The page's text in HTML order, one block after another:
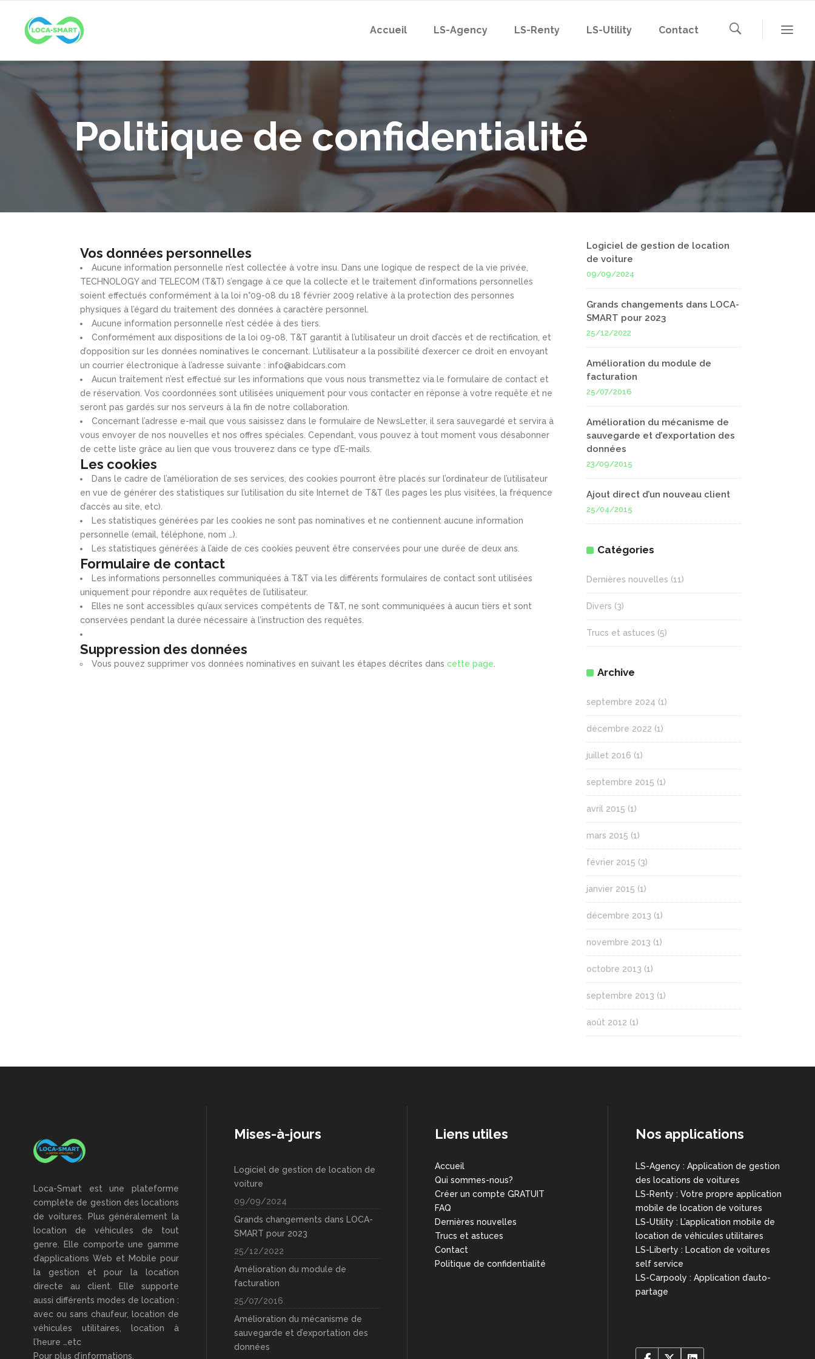
Accueil LS-Agency LS-Renty LS-Utility Contact
Politique de confidentialité
Vos données personnelles
Aucune information personnelle n’est collectée à votre insu. Dans une logique de respect de la vie privée,
TECHNOLOGY and TELECOM (T&T) s’engage à ce que la collecte et le traitement d’informations personnelles
soient effectués conformément à la loi n°09-08 du 18 février 2009 relative à la protection des personnes
physiques à l’égard du traitement des données à caractère personnel.
Aucune information personnelle n’est cédée à des tiers.
Conformément aux dispositions de la loi 09-08, T&T garantit à l’utilisateur un droit d’accès et de rectification, et
d’opposition sur les données nominatives le concernant. L’utilisateur a la possibilité d’exercer ce droit en envoyant
un courrier électronique à l’adresse suivante : info@abidcars.com
Aucun traitement n’est effectué sur les informations que vous nous transmettez via le formulaire de contact et
de réservation. Vos coordonnées sont utilisées uniquement pour vous contacter en réponse à votre requête et ne
seront pas gardés sur nos serveurs à la fin de notre collaboration.
Concernant l’adresse e-mail que vous saisissez dans le formulaire de NewsLetter, il sera sauvegardé et servira à
vous envoyer de nos nouvelles et nos offres spéciales. Cependant, vous pouvez à tout moment vous désabonner
de cette liste grâce au lien que vous trouverez dans ce type d’E-mails.
Les cookies
Dans le cadre de l’amélioration de ses services, des cookies pourront être placés sur l’ordinateur de l’utilisateur
en vue de générer des statistiques sur l’utilisation du site Internet de T&T (les pages les plus visitées, la fréquence
d’accès au site, etc).
Les statistiques générées par les cookies ne sont pas nominatives et ne contiennent aucune information
personnelle (email, téléphone, nom …).
Les statistiques générées à l’aide de ces cookies peuvent être conservées pour une durée de deux ans.
Formulaire de contact
Les informations personnelles communiquées à T&T via les différents formulaires de contact sont utilisées
uniquement pour répondre aux requêtes de l’utilisateur.
Elles ne sont accessibles qu’aux services compétents de T&T, ne sont communiquées à aucun tiers et sont
conservées pendant la durée nécessaire à l’instruction des requêtes.
Suppression des données
Vous pouvez supprimer vos données nominatives en suivant les étapes décrites dans cette page
Logiciel de gestion de location
de voiture
09/09/2024
Grands changements dans LOCA-
SMART pour 2023
25/12/2022
Amélioration du module de
facturation
25/07/2016
Amélioration du mécanisme de
sauvegarde et d’exportation des
données
23/09/2015
Ajout direct d’un nouveau client
25/04/2015
Catégories
Dernières nouvelles (11)
Divers (3)
Trucs et astuces (5)
Archive
septembre 2024 (1)
décembre 2022 (1)
juillet 2016 (1)
septembre 2015 (1)
avril 2015 (1)
mars 2015 (1)
février 2015 (3)
janvier 2015 (1)
décembre 2013 (1)
novembre 2013 (1)
octobre 2013 (1)
septembre 2013 (1)
août 2012 (1)
Loca-Smart est une plateforme
complète de gestion des locations
de voitures. Plus généralement la
location de véhicules de tout
genre. Elle comporte une gamme
d’applications Web et Mobile pour
la gestion et pour la location
directe au client. Elle supporte
aussi différents modes de location :
avec ou sans chaufeur, location de
véhicules utilitaires, location à
l’heure …etc
Pour plus d’informations,
Mises-à-jours
Logiciel de gestion de location de
voiture
09/09/2024
Grands changements dans LOCA-
SMART pour 2023
25/12/2022
Amélioration du module de
facturation
25/07/2016
Amélioration du mécanisme de
sauvegarde et d’exportation des
données
Liens utiles
Accueil
Qui sommes-nous?
Créer un compte GRATUIT
FAQ
Dernières nouvelles
Trucs et astuces
Contact
Politique de confidentialité
Nos applications
LS-Agency : Application de gestion
des locations de voitures
LS-Renty : Votre propre application
mobile de location de voitures
LS-Utility : L’application mobile de
location de véhicules utilitaires
LS-Liberty : Location de voitures
self service
LS-Carpooly : Application d’auto-
partage